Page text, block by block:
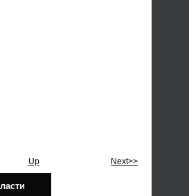
Up Next>>